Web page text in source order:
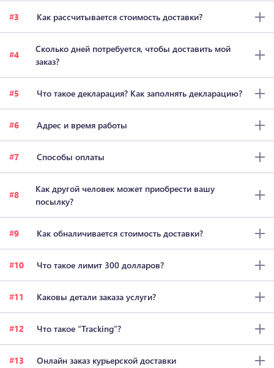
3 Как рассчитывается стоимость доставки?
4
Сколько дней потребуется, чтобы доставить мой
заказ?
5 Что такое декларация? Как заполнять декларацию?
6 Адрес и время работы
7 Способы оплаты
8
Как другой человек может приобрести вашу
посылку?
9 Как обналичивается стоимость доставки?
10 Что такое лимит 300 долларов?
11 Каковы детали заказа услуги?
12 Что такое “Tracking”?
13 Онлайн заказ курьерской доставки